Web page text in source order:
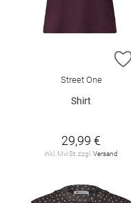
Street One
Shirt
29,99 €
inkl. MwSt. zzgl. Versand